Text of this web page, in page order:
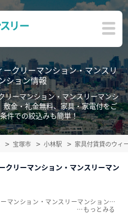
クリーマンション・マンスリ
ション情報
リーマンション・マンスリーマンシ
金・礼金無料、家具・家電付をご
件での絞込みも簡単！
宝塚市 小林駅 家具付賃貸のウィ
クリーマンション・マンスリーマン
小林駅/家具付賃貸のウィークリーマンション・マンスリーマンション賃貸物件一覧を掲載中。敷金・礼金無料、家具・家電付をご紹介。こだわり条件での絞込みも簡単！
…